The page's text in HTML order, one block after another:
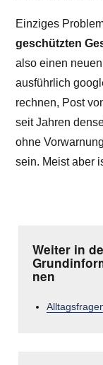
Einziges
geschützten
also einen
ausführlich
rechnen, Post
seit Jahren
ohne
sein. Meist aber
Weiter in
nen